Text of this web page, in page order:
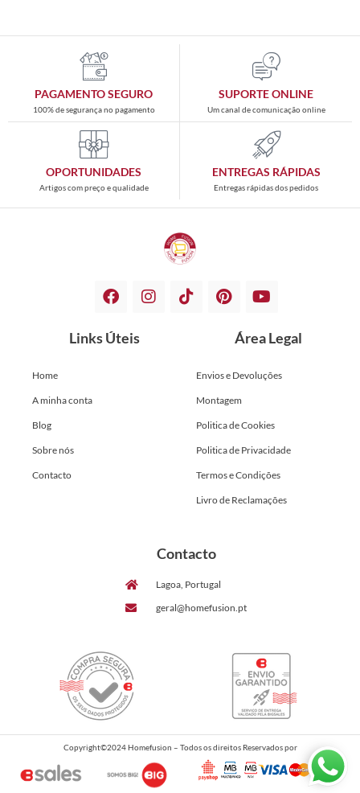
PAGAMENTO SEGURO
100% de segurança no pagamento
SUPORTE ONLINE
Um canal de comunicação online
OPORTUNIDADES
Artigos com preço e qualidade
ENTREGAS RÁPIDAS
Entregas rápidas dos pedidos
Links Úteis
Home
A minha conta
Blog
Sobre nós
Contacto
Área Legal
Envios e Devoluções
Montagem
Politica de Cookies
Politica de Privacidade
Termos e Condições
Livro de Reclamações
Contacto
Lagoa, Portugal
geral@homefusion.pt
Copyright©2024 Homefusion – Todos os direitos Reservados por